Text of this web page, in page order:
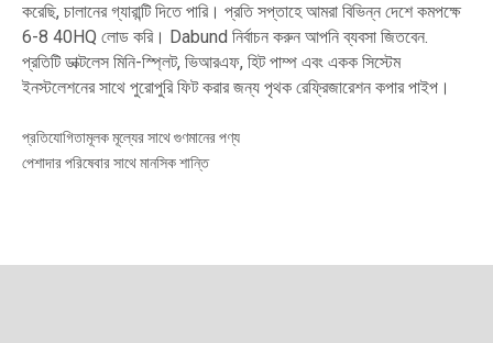
করেছি, চালানের গ্যারান্টি দিতে পারি। প্রতি সপ্তাহে আমরা বিভিন্ন দেশে কমপক্ষে
6-8 40HQ লোড করি। Dabund নির্বাচন করুন আপনি ব্যবসা জিতবেন.
প্রতিটি ডাক্টলেস মিনি-স্প্লিট, ভিআরএফ, হিট পাম্প এবং একক সিস্টেম
ইনস্টলেশনের সাথে পুরোপুরি ফিট করার জন্য পৃথক রেফ্রিজারেশন কপার পাইপ।
প্রতিযোগিতামূলক মূল্যের সাথে গুণমানের পণ্য
পেশাদার পরিষেবার সাথে মানসিক শান্তি